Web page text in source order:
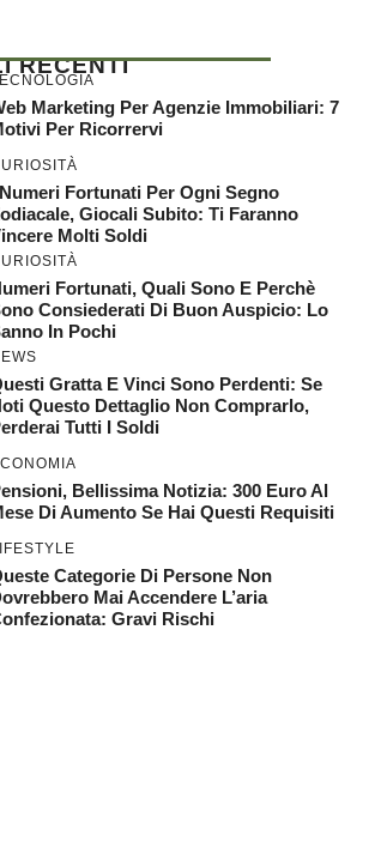
RECENTI
Marketing Per Agenzie Immobiliari: 7
Per Ricorrervi
Fortunati Per Ogni Segno
Giocali Subito: Ti Faranno
Molti Soldi
Fortunati, Quali Sono E Perchè
Consiederati Di Buon Auspicio: Lo
In Pochi
Gratta E Vinci Sono Perdenti: Se
Questo Dettaglio Non Comprarlo,
Tutti I Soldi
Bellissima Notizia: 300 Euro Al
Di Aumento Se Hai Questi Requisiti
Categorie Di Persone Non
Mai Accendere L’aria
Gravi Rischi